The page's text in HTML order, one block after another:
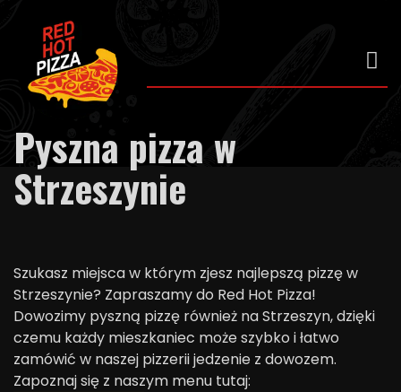
Pyszna pizza w
Strzeszynie
Szukasz miejsca w którym zjesz najlepszą pizzę w
Strzeszynie? Zapraszamy do Red Hot Pizza!
Dowozimy pyszną pizzę również na Strzeszyn, dzięki
czemu każdy mieszkaniec może szybko i łatwo
zamówić w naszej pizzerii jedzenie z dowozem.
Zapoznaj się z naszym menu tutaj: